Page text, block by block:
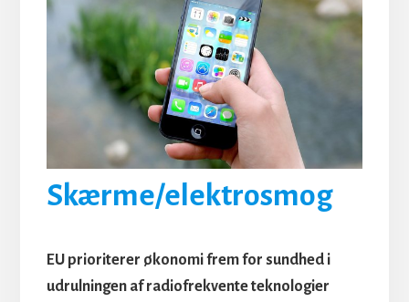
Skærme/elektrosmog
EU prioriterer økonomi frem for sundhed i
udrulningen af radiofrekvente teknologier